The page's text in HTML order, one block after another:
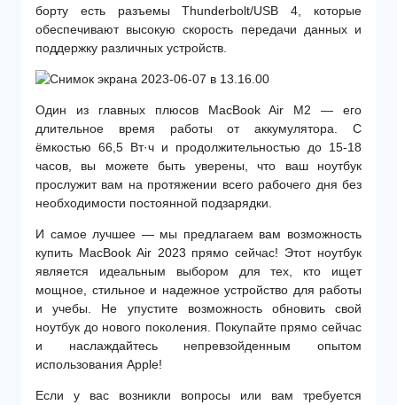
борту есть разъемы Thunderbolt/USB 4, которые
обеспечивают высокую скорость передачи данных и
поддержку различных устройств.
Один из главных плюсов MacBook Air M2 — его
длительное время работы от аккумулятора. С
ёмкостью 66,5 Вт·ч и продолжительностью до 15-18
часов, вы можете быть уверены, что ваш ноутбук
прослужит вам на протяжении всего рабочего дня без
необходимости постоянной подзарядки.
И самое лучшее — мы предлагаем вам возможность
купить MacBook Air 2023 прямо сейчас! Этот ноутбук
является идеальным выбором для тех, кто ищет
мощное, стильное и надежное устройство для работы
и учебы. Не упустите возможность обновить свой
ноутбук до нового поколения. Покупайте прямо сейчас
и наслаждайтесь непревзойденным опытом
использования Apple!
Если у вас возникли вопросы или вам требуется